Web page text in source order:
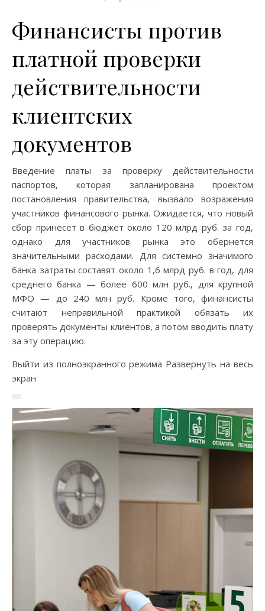
Финансисты против
платной проверки
действительности
клиентских
документов
Введение платы за проверку действительности
паспортов, которая запланирована проектом
постановления правительства, вызвало возражения
участников финансового рынка. Ожидается, что новый
сбор принесет в бюджет около 120 млрд руб. за год,
однако для участников рынка это обернется
значительными расходами. Для системно значимого
банка затраты составят около 1,6 млрд руб. в год, для
среднего банка — более 600 млн руб., для крупной
МФО — до 240 млн руб. Кроме того, финансисты
считают неправильной практикой обязать их
проверять документы клиентов, а потом вводить плату
за эту операцию.
Выйти из полноэкранного режима Развернуть на весь
экран